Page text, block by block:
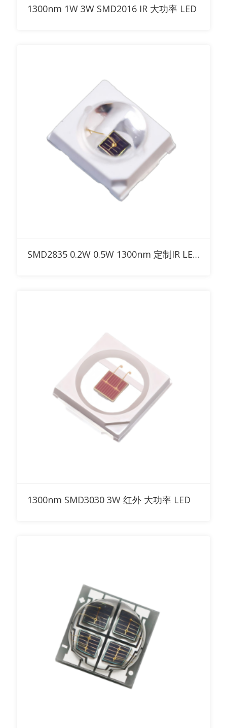
1300nm 1W 3W SMD2016 IR 大功率 LED
SMD2835 0.2W 0.5W 1300nm 定制IR LED 带30° 60° 90° 球面透镜
添加到询价清单
1300nm SMD3030 3W 红外 大功率 LED